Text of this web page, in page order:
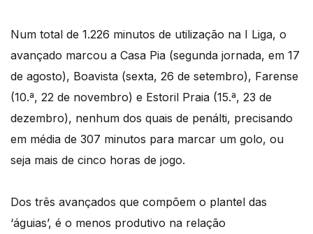
Num total de 1.226 minutos de utilização na I Liga, o
avançado marcou a Casa Pia (segunda jornada, em 17
de agosto), Boavista (sexta, 26 de setembro), Farense
(10.ª, 22 de novembro) e Estoril Praia (15.ª, 23 de
dezembro), nenhum dos quais de penálti, precisando
em média de 307 minutos para marcar um golo, ou
seja mais de cinco horas de jogo.
Dos três avançados que compõem o plantel das
‘águias’, é o menos produtivo na relação